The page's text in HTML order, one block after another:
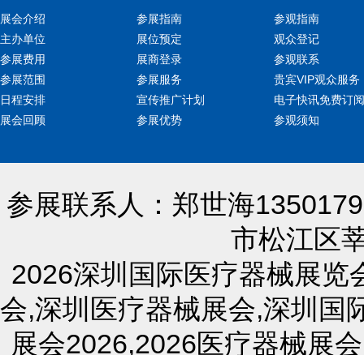
展会介绍
主办单位
参展费用
参展范围
日程安排
展会回顾
参展指南
展位预定
展商登录
参展服务
宣传推广计划
参展优势
参观指南
观众登记
参观联系
贵宾VIP观众服务
电子快讯免费订阅
参观须知
参展联系人：郑世海
市松江区
2026深圳国际医疗器械展览
会,深圳医疗器械展会,深圳国
展会2026,2026医疗器械展会